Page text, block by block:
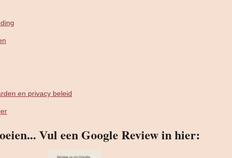
en privacy beleid
Vul een Google Review in hier: